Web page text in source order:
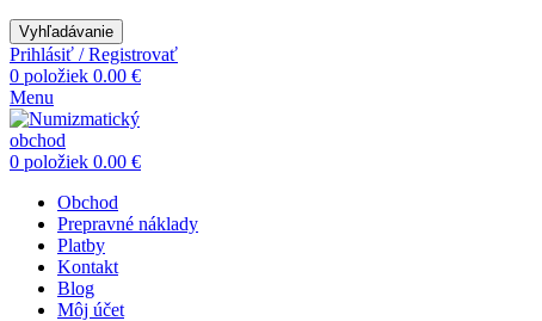
Vyhľadávanie
Prihlásiť / Registrovať
0 položiek 0.00 €
Menu
0 položiek 0.00 €
Obchod
Prepravné náklady
Platby
Kontakt
Blog
Môj účet